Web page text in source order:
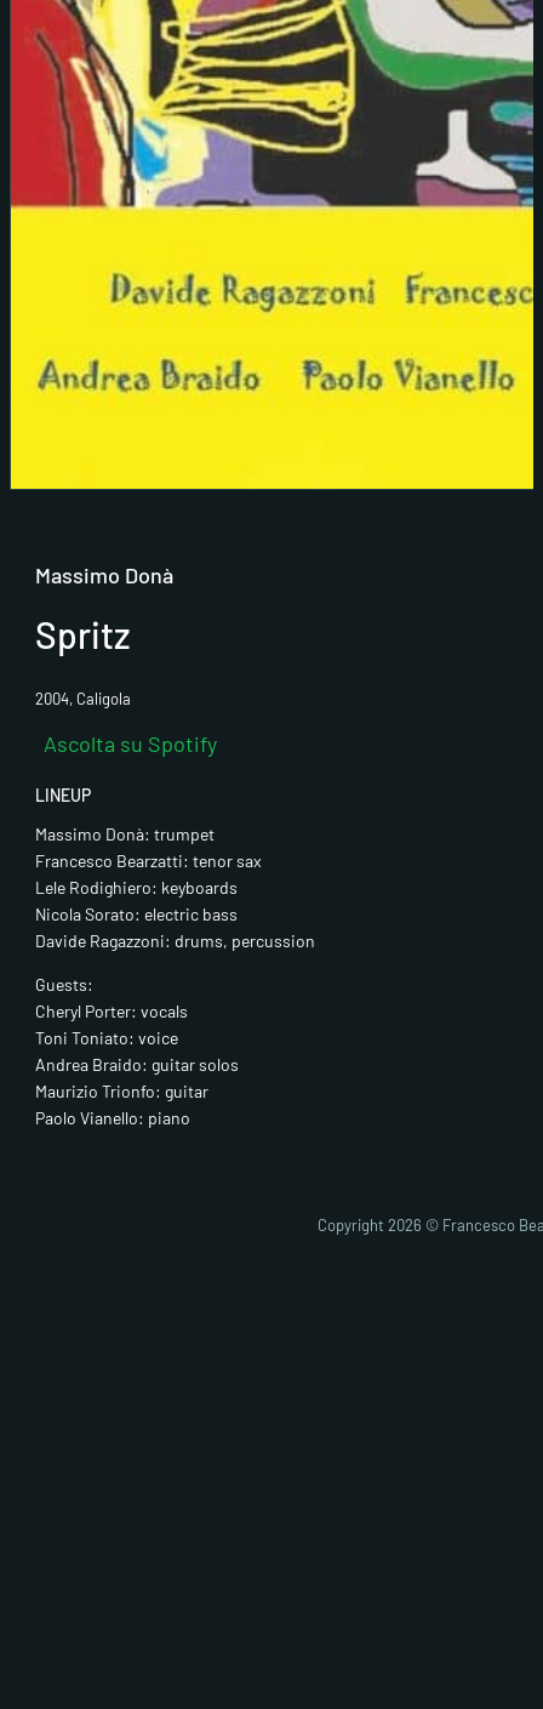
Massimo Donà
Spritz
2004, Caligola
Ascolta su Spotify
LINEUP
Massimo Donà: trumpet
Francesco Bearzatti: tenor sax
Lele Rodighiero: keyboards
Nicola Sorato: electric bass
Davide Ragazzoni: drums, percussion
Guests:
Cheryl Porter: vocals
Toni Toniato: voice
Andrea Braido: guitar solos
Maurizio Trionfo: guitar
Paolo Vianello: piano
Copyright 2026 © Francesco